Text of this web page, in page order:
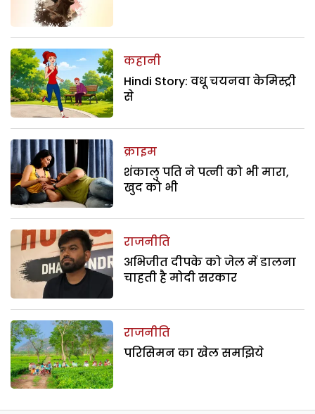
कहानी
Hindi Story: वधू चयनवा केमिस्ट्री
से
क्राइम
शंकालु पति ने पत्नी को भी मारा,
खुद को भी
राजनीति
अभिजीत दीपके को जेल में डालना
चाहती है मोदी सरकार
राजनीति
परिसिमन का खेल समझिये